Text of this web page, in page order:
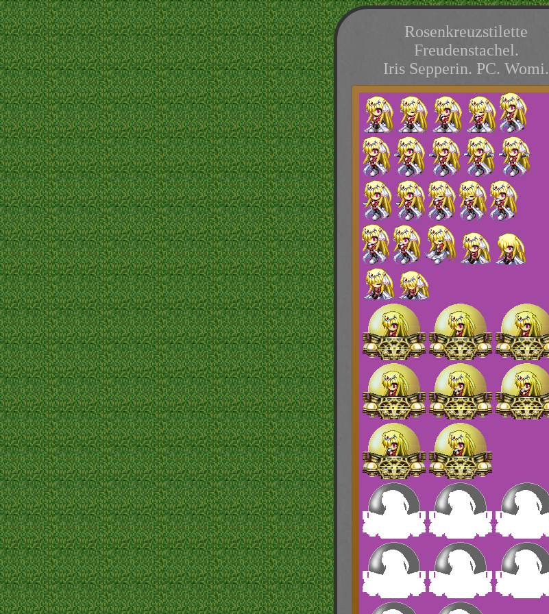
Rosenkreuzstilette
Freudenstachel.
Iris Sepperin. PC. Womi.